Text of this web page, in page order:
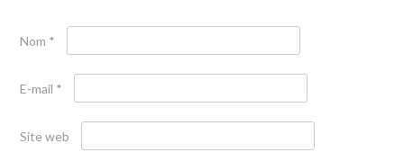
Nom *
E-mail *
Site web